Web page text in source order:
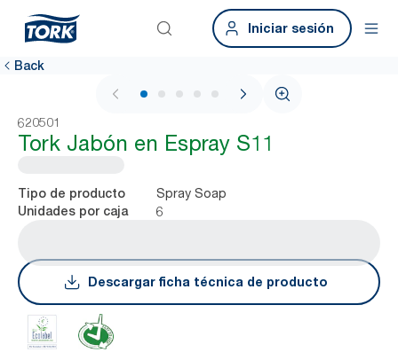
Iniciar sesión
Back
1 / 5
620501
Tork Jabón en Espray S11
Tipo de producto Spray Soap
Unidades por caja 6
Descargar ficha técnica de producto